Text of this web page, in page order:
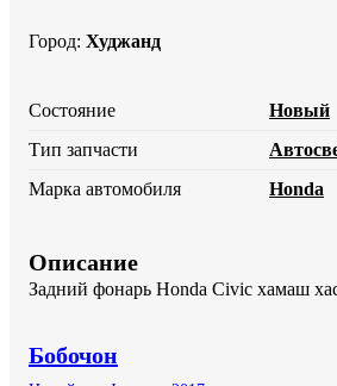
Город: Худжанд
Состояние
Новый
Тип запчасти
Марка автомобиля
Honda
Описание
Задний фонарь Honda Civic хамаш
Бобочон